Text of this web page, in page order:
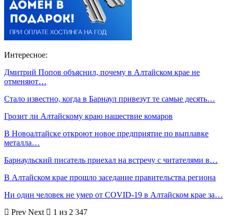
Интересное:
Дмитрий Попов объяснил, почему в Алтайском крае не
отменяют…
Стало известно, когда в Барнаул привезут те самые десять…
Грозит ли Алтайскому краю нашествие комаров
В Новоалтайске откроют новое предприятие по выплавке
металла…
Барнаульский писатель приехал на встречу с читателями в…
В Алтайском крае прошло заседание правительства региона
Ни один человек не умер от COVID-19 в Алтайском крае за…
Prev Next
1 из 2 347